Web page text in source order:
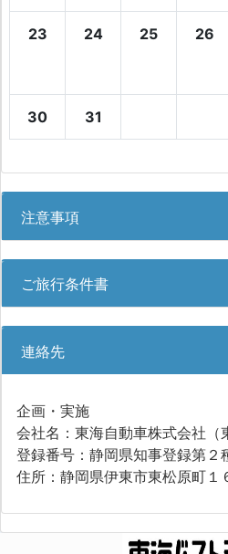
23 24 25 26
30 31
注意事項
ご旅行条件書
連絡先
企画・実施
会社名：東海自動車株式会社（
登録番号：静岡県知事登録第２
住所：静岡県伊東市東松原町１